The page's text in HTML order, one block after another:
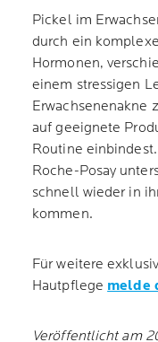
Pickel im
durch ein
Hormonen,
einem stressigen
Erwachsenenakne
auf geeignete
Routine
Roche-Posay
schnell wieder in
kommen.
Für weitere
Hautpflege melde
Veröffentlicht am